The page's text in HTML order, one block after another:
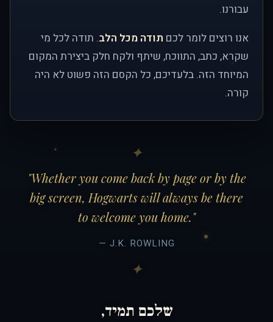
עבורנו.
אנו רוצים לומר לכם תודה מכל הלב. תודה לכל מי
שקרא, כתב, התווכח, שיתף ולקח חלק ביצירת המקום
המיוחד הזה. בלעדיכם, כל הקסם הזה פשוט לא היה
קורה.
"Whether you come back by page or by the
big screen, Hogwarts will always be there
to welcome you home."
— J.K. ROWLING
שלכם תמיד,